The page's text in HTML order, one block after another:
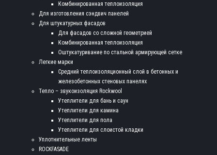
Комбинированная теплоизоляция
Для изготовления сэндвич панелей
Для штукатурных фасадов
Для фасадов со сложной геометрией
Комбинированная теплоизоляция
Оштукатуривание по стальной армирующей сетке
Легкие марки
Средний теплоизоляционный слой в бетонных и
железобетонных стеновых панелях
Тепло – звукоизоляция Rockwool
Утеплители для бань и саун
Утеплители для камина
Утеплители для пола
Утеплители для слоистой кладки
Уплотнительные ленты
ROCKFASADE